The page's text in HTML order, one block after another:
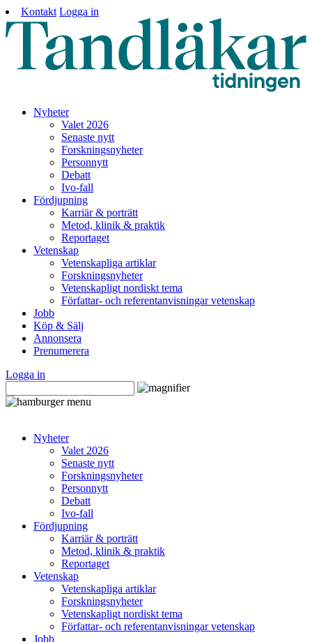
Kontakt Logga in
Nyheter
Valet 2026
Senaste nytt
Forskningsnyheter
Personnytt
Debatt
Ivo-fall
Fördjupning
Karriär & porträtt
Metod, klinik & praktik
Reportaget
Vetenskap
Vetenskapliga artiklar
Forskningsnyheter
Vetenskapligt nordiskt tema
Författar- och referentanvisningar vetenskap
Jobb
Köp & Sälj
Annonsera
Prenumerera
Logga in
Nyheter
Valet 2026
Senaste nytt
Forskningsnyheter
Personnytt
Debatt
Ivo-fall
Fördjupning
Karriär & porträtt
Metod, klinik & praktik
Reportaget
Vetenskap
Vetenskapliga artiklar
Forskningsnyheter
Vetenskapligt nordiskt tema
Författar- och referentanvisningar vetenskap
Jobb